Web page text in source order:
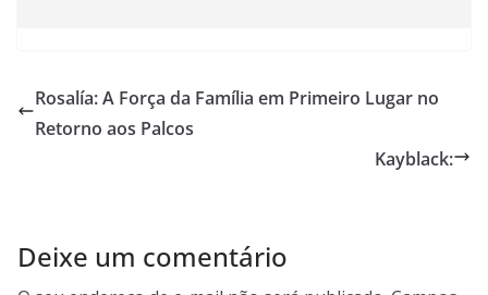
Rosalía: A Força da Família em Primeiro Lugar no
Retorno aos Palcos
Kayblack:
Deixe um comentário